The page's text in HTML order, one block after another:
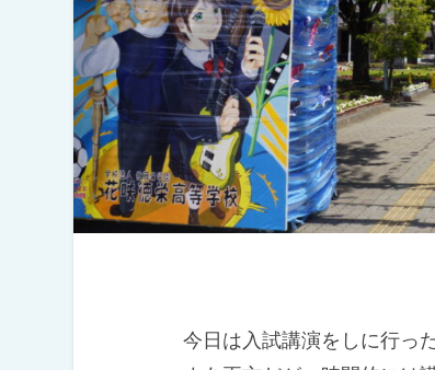
今日は入試講演をしに行っ